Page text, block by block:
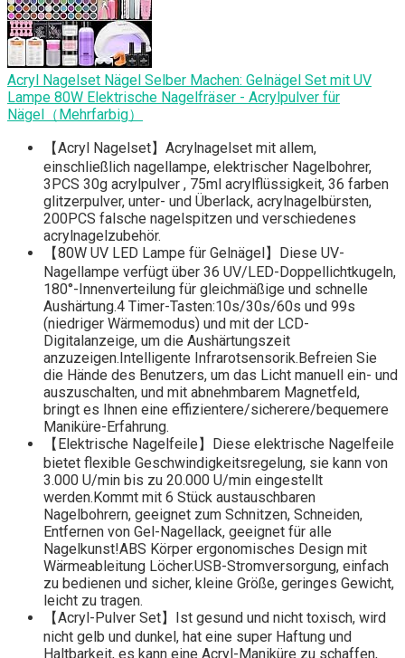
Acryl Nagelset Nägel Selber Machen: Gelnägel Set mit UV
Lampe 80W Elektrische Nagelfräser - Acrylpulver für
Nägel（Mehrfarbig）
【Acryl Nagelset】Acrylnagelset mit allem,
einschließlich nagellampe, elektrischer Nagelbohrer,
3PCS 30g acrylpulver , 75ml acrylflüssigkeit, 36 farben
glitzerpulver, unter- und Überlack, acrylnagelbürsten,
200PCS falsche nagelspitzen und verschiedenes
acrylnagelzubehör.
【80W UV LED Lampe für Gelnägel】Diese UV-
Nagellampe verfügt über 36 UV/LED-Doppellichtkugeln,
180°-Innenverteilung für gleichmäßige und schnelle
Aushärtung.4 Timer-Tasten:10s/30s/60s und 99s
(niedriger Wärmemodus) und mit der LCD-
Digitalanzeige, um die Aushärtungszeit
anzuzeigen.Intelligente Infrarotsensorik.Befreien Sie
die Hände des Benutzers, um das Licht manuell ein- und
auszuschalten, und mit abnehmbarem Magnetfeld,
bringt es Ihnen eine effizientere/sicherere/bequemere
Maniküre-Erfahrung.
【Elektrische Nagelfeile】Diese elektrische Nagelfeile
bietet flexible Geschwindigkeitsregelung, sie kann von
3.000 U/min bis zu 20.000 U/min eingestellt
werden.Kommt mit 6 Stück austauschbaren
Nagelbohrern, geeignet zum Schnitzen, Schneiden,
Entfernen von Gel-Nagellack, geeignet für alle
Nagelkunst!ABS Körper ergonomisches Design mit
Wärmeableitung Löcher.USB-Stromversorgung, einfach
zu bedienen und sicher, kleine Größe, geringes Gewicht,
leicht zu tragen.
【Acryl-Pulver Set】Ist gesund und nicht toxisch, wird
nicht gelb und dunkel, hat eine super Haftung und
Haltbarkeit, es kann eine Acryl-Maniküre zu schaffen,